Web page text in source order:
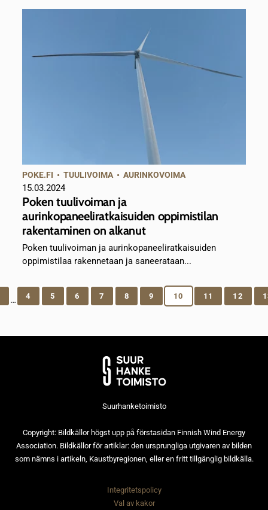
POKE.FI •TUULIVOIMA •AURINKOVOIMA
15.03.2024
Poken tuulivoiman ja
aurinkopaneeliratkaisuiden oppimistilan
rakentaminen on alkanut
Poken tuulivoiman ja aurinkopaneeliratkaisuiden
oppimistilaa rakennetaan ja saneerataan...
… 4 5 6 7 8 9 10 11 12
Suurhanketoimisto
Copyright: Bildkällor högst upp på förstasidan Finnish Wind Energy
Association. Bildkällor för artiklar: den ursprungliga utgivaren av bilden
som nämns i artikeln, Kaustbyregionen, eller en fritt tillgänglig bildkälla.
Integritetspolicy
Val av kakor